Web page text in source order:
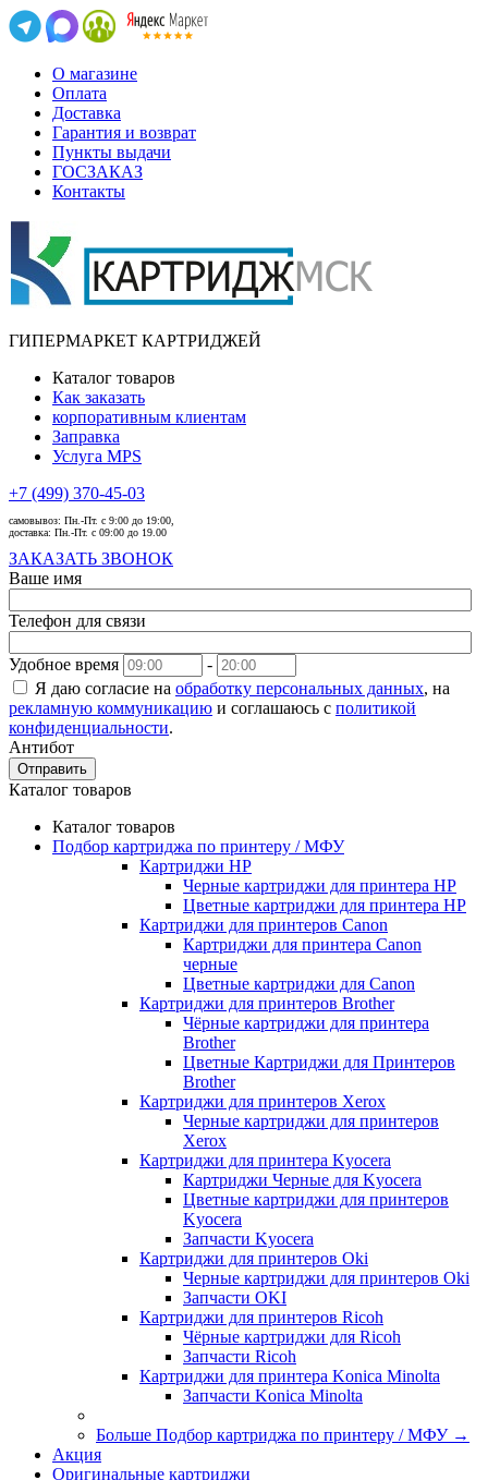
О магазине
Оплата
Доставка
Гарантия и возврат
Пункты выдачи
ГОСЗАКАЗ
Контакты
ГИПЕРМАРКЕТ КАРТРИДЖЕЙ
Каталог товаров
Как заказать
корпоративным клиентам
Заправка
Услуга MPS
+7 (499) 370-45-03
самовывоз: Пн.-Пт. с 9:00 до 19:00,
доставка: Пн.-Пт. с 09:00 до 19.00
ЗАКАЗАТЬ ЗВОНОК
Ваше имя
Телефон для связи
Удобное время
-
Я даю согласие на обработку персональных данных, на
рекламную коммуникацию и соглашаюсь с политикой
конфиденциальности.
Антибот
Отправить
Каталог товаров
Каталог товаров
Подбор картриджа по принтеру / МФУ
Картриджи HP
Черные картриджи для принтера HP
Цветные картриджи для принтера HP
Картриджи для принтеров Сanon
Картриджи для принтера Сanon
черные
Цветные картриджи для Сanon
Картриджи для принтеров Brother
Чёрные картриджи для принтера
Brother
Цветные Картриджи для Принтеров
Brother
Картриджи для принтеров Xerox
Черные картриджи для принтеров
Xerox
Картриджи для принтера Kyocera
Картриджи Черные для Kyocera
Цветные картриджи для принтеров
Kyocera
Запчасти Kyocera
Картриджи для принтеров Oki
Черные картриджи для принтеров Oki
Запчасти OKI
Картриджи для принтеров Ricoh
Чёрные картриджи для Ricoh
Запчасти Ricoh
Картриджи для принтера Konica Minolta
Запчасти Koniсa Minolta
Больше Подбор картриджа по принтеру / МФУ →
Акция
Оригинальные картриджи